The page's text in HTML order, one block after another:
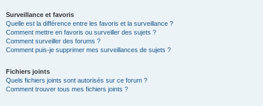
Surveillance et favoris
Quelle est la différence entre les favoris et la surveillance ?
Comment mettre en favoris ou surveiller des sujets ?
Comment surveiller des forums ?
Comment puis-je supprimer mes surveillances de sujets ?
Fichiers joints
Quels fichiers joints sont autorisés sur ce forum ?
Comment trouver tous mes fichiers joints ?